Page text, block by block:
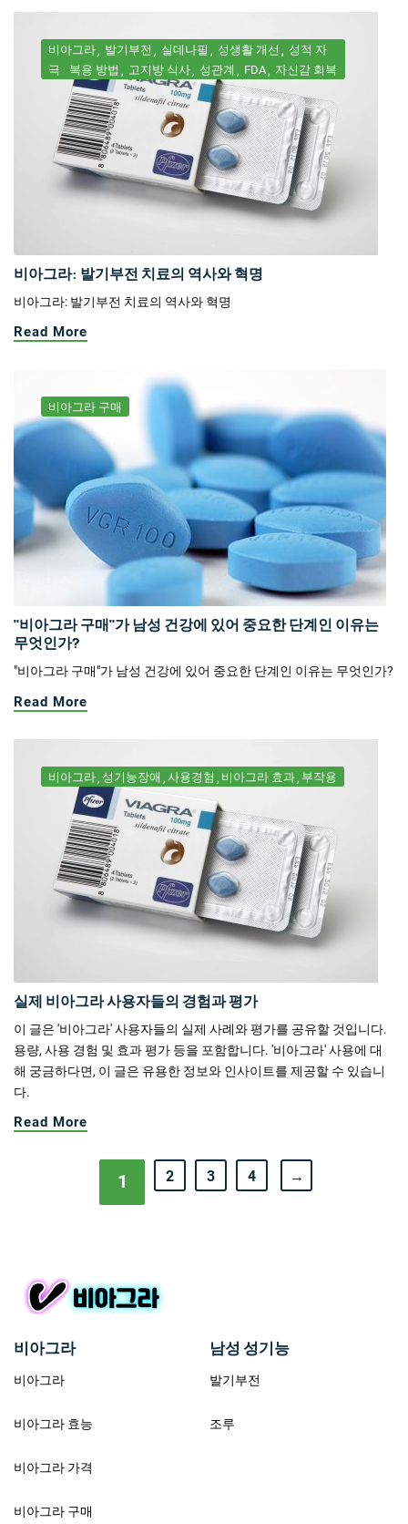
비아그라 발기부전 실데나필 성생활 개선
성적 자
극
복용 방법 고지방 식사 성관계 FDA 자신감 회복
비아그라: 발기부전 치료의 역사와 혁명
비아그라: 발기부전 치료의 역사와 혁명
Read More
비아그라 구매
"비아그라 구매"가 남성 건강에 있어 중요한 단계인 이유는
무엇인가?
"비아그라 구매"가 남성 건강에 있어 중요한 단계인 이유는 무엇인가?
Read More
비아그라 성기능장애 사용경험 비아그라 효과 부작용
실제 비아그라 사용자들의 경험과 평가
이 글은 '비아그라' 사용자들의 실제 사례와 평가를 공유할 것입니다.
용량, 사용 경험 및 효과 평가 등을 포함합니다. '비아그라' 사용에 대
해 궁금하다면, 이 글은 유용한 정보와 인사이트를 제공할 수 있습니
다.
Read More
1 2 3 4 →
비아그라
비아그라
비아그라 효능
비아그라 가격
비아그라 구매
남성 성기능
발기부전
조루